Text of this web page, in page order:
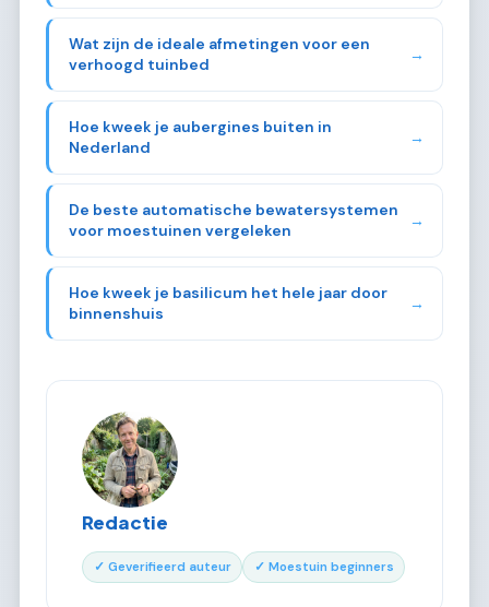
Wat zijn de ideale afmetingen voor een
verhoogd tuinbed
→
Hoe kweek je aubergines buiten in
Nederland
→
De beste automatische bewatersystemen
voor moestuinen vergeleken
→
Hoe kweek je basilicum het hele jaar door
binnenshuis
→
Redactie
✓ Geverifieerd auteur ✓ Moestuin beginners